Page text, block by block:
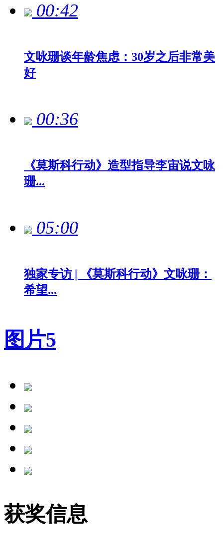
00:42
文咏珊谈年龄焦虑：30岁之后非常美
好
00:36
《莫斯科行动》造型指导李宙说文咏
珊...
05:00
独家专访 | 《莫斯科行动》文咏珊：
希望...
图片5
获奖信息